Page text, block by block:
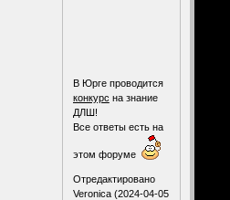
В Юрге проводится
конкурс на знание
ДЛШ!
Все ответы есть на
этом форуме
Отредактировано
Veronica (2024-04-05